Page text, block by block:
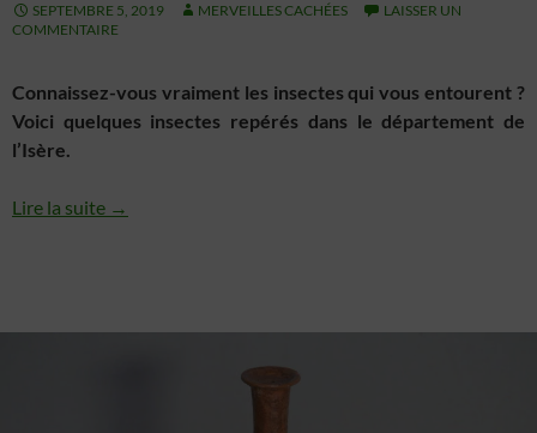
SEPTEMBRE 5, 2019 MERVEILLES CACHÉES
LAISSER UN
COMMENTAIRE
Connaissez-vous vraiment les insectes qui vous entourent ?
Voici quelques insectes repérés dans le département de
l’Isère.
Lire la suite →